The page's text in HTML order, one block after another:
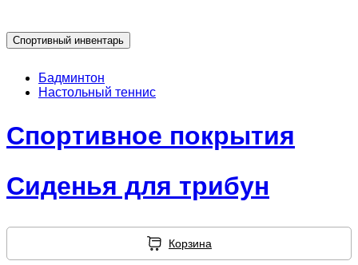
Спортивный инвентарь
Бадминтон
Настольный теннис
Спортивное покрытия
Сиденья для трибун
Корзина